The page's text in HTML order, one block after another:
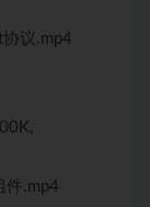
议.mp4
件.mp4